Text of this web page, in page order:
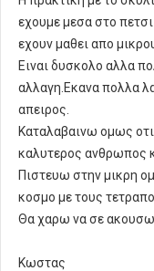
εχουμε μεσα στο
εχουν μαθει απο
Ειναι δυσκολο αλλα
αλλαγη.Εκανα πολλα
απειρος.
Καταλαβαινω ομως
καλυτερος ανθρωπος
Πιστευω στην μικρη
κοσμο με τους
Θα χαρω να σε ακουσω
Κωστας